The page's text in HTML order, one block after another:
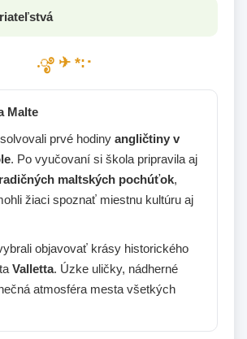
.ೃ࿔ ✈︎ *:･
Malte
prvé hodiny angličtiny v
. Po vyučovaní si škola pripravila aj
maltských pochúťok,
žiaci spoznať miestnu kultúru aj
objavovať krásy historického
Valletta. Úzke uličky, nádherné
atmosféra mesta všetkých